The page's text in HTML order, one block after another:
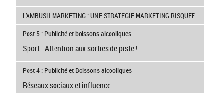
L’AMBUSH MARKETING : UNE STRATEGIE MARKETING RISQUEE
Post 5 : Publicité et boissons alcooliques
Sport : Attention aux sorties de piste !
Post 4 : Publicité et Boissons alcooliques
Réseaux sociaux et influence